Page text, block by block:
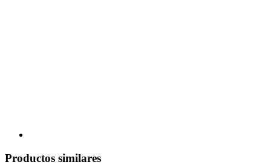
Productos similares